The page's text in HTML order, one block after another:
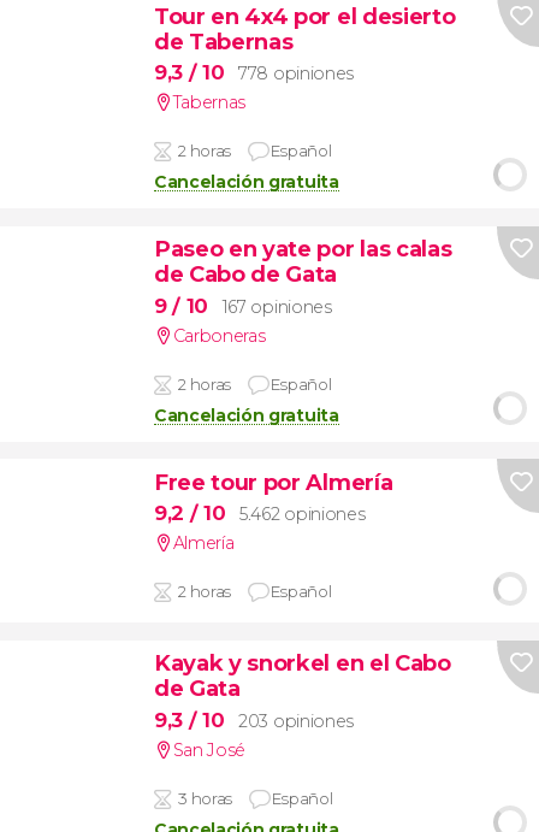
Tour en 4x4 por el desierto
de Tabernas
9,3 / 10
778 opiniones
Tabernas
2 horas Español
Cancelación gratuita
Paseo en yate por las calas
de Cabo de Gata
9/ 10
167 opiniones
Carboneras
2 horas Español
Cancelación gratuita
Free tour por Almería
9,2 / 10
5.462 opiniones
Almería
2 horas Español
Kayak y snorkel en el Cabo
de Gata
9,3 / 10
203 opiniones
San José
3 horas Español